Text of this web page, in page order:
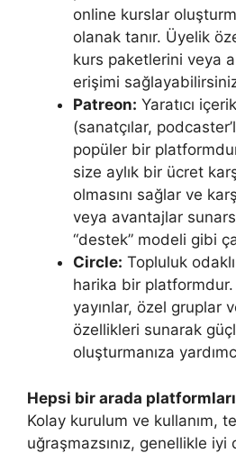
online kurslar
olanak tanır. Üyelik
kurs paketlerini veya
erişimi
Patreon: Yaratıcı
(sanatçılar,
popüler bir
size aylık bir ücret
olmasını sağlar ve
veya avantajlar
“destek” modeli gibi
Circle: Topluluk
harika bir platformdur.
yayınlar, özel gruplar
özellikleri sunarak
oluşturmanıza
Hepsi bir arada
Kolay kurulum ve kullanım,
uğraşmazsınız, genellikle